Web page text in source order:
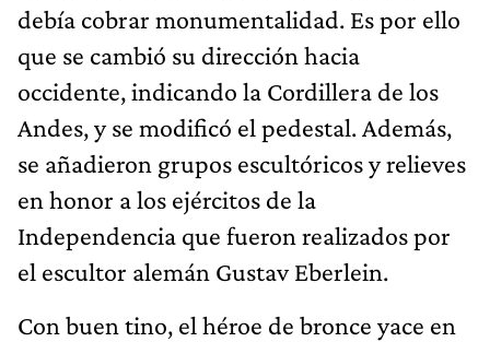
debía cobrar monumentalidad. Es por ello
que se cambió su dirección hacia
occidente, indicando la Cordillera de los
Andes, y se modificó el pedestal. Además,
se añadieron grupos escultóricos y relieves
en honor a los ejércitos de la
Independencia que fueron realizados por
el escultor alemán Gustav Eberlein.
Con buen tino, el héroe de bronce yace en